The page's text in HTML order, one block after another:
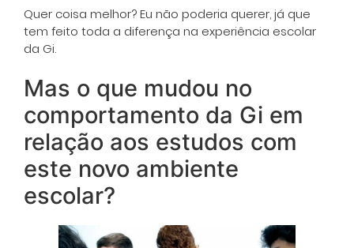
Quer coisa melhor? Eu não poderia querer, já que
tem feito toda a diferença na experiência escolar
da Gi.
Mas o que mudou no
comportamento da Gi em
relação aos estudos com
este novo ambiente
escolar?